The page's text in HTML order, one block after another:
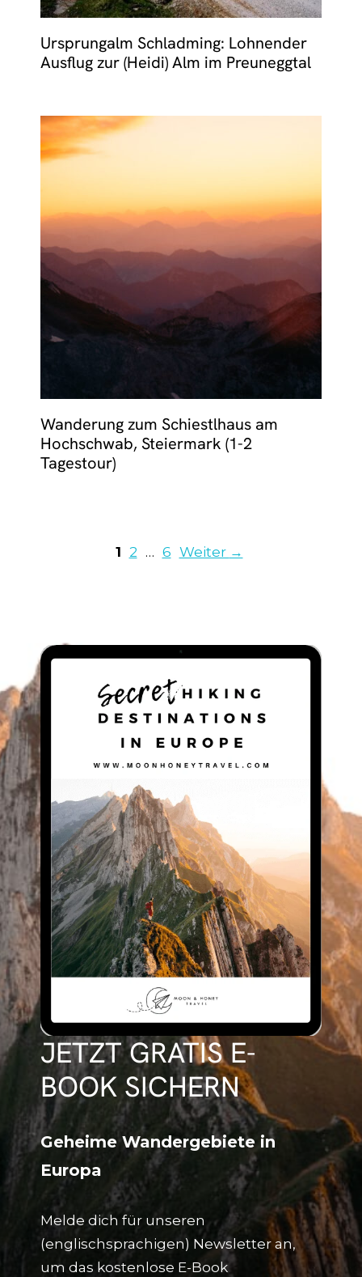
Ursprungalm Schladming: Lohnender
Ausflug zur (Heidi) Alm im Preuneggtal
Wanderung zum Schiestlhaus am
Hochschwab, Steiermark (1-2
Tagestour)
Seite
1 Seite
2 … Seite
6 Weiter →
JETZT GRATIS E-
BOOK SICHERN
Geheime Wandergebiete in
Europa
Melde dich für unseren
(englischsprachigen) Newsletter an,
um das kostenlose E-Book